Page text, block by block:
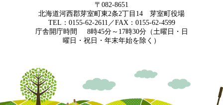
〒082-8651
北海道河西郡芽室町東2条2丁目14 芽室町役場
TEL：0155-62-2611／FAX：0155-62-4599
庁舎開庁時間
8時45分～17時30分（土曜日・日
曜日・祝日・年末年始を除く）